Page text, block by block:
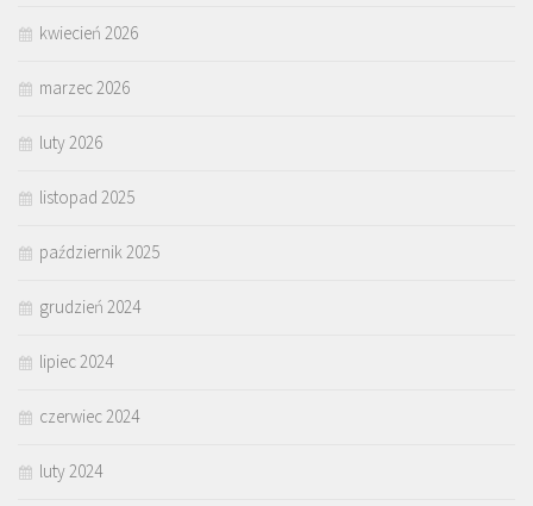
kwiecień 2026
marzec 2026
luty 2026
listopad 2025
październik 2025
grudzień 2024
lipiec 2024
czerwiec 2024
luty 2024